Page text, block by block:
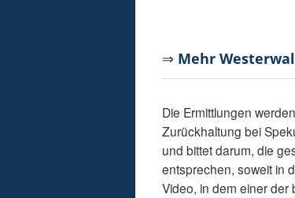
⇒ Mehr
Die Ermittlungen
Zurückhaltung bei
und bittet darum, die
entsprechen, soweit in
Video, in dem einer der